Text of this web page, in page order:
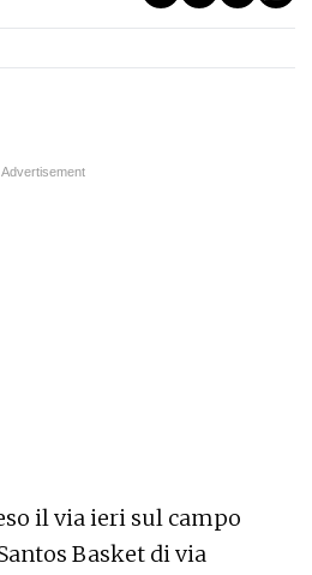
il via ieri sul campo
Basket di via